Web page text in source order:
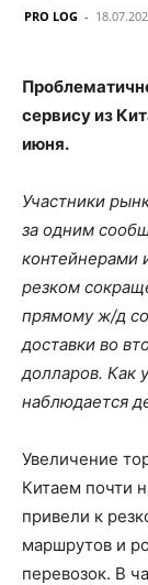
PRO LOG -
сервису из
июня.
Участники
за одним
контейнерами
резком
прямому ж/д
доставки во
долларов. Как
наблюдается
Увеличение
Китаем почти
привели к
маршрутов и
перевозок. В